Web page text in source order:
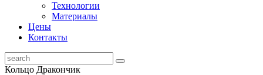
Технологии
Материалы
Цены
Контакты
Кольцо Дракончик